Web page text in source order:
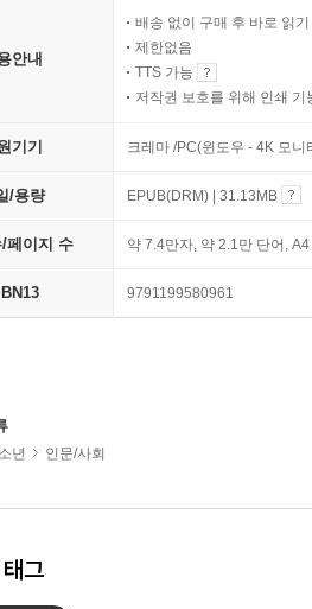
안내
배송 없이 구매 후 바로 읽기
제한없음
TTS 가능
저작권 보호를 위해 인쇄 기
기기 크레마 /PC(윈도우 - 4K 모
/용량 EPUB(DRM) | 31.13MB
페이지 수 약 7.4만자, 약 2.1만 단어,
9791199580961
년 인문/사회
그